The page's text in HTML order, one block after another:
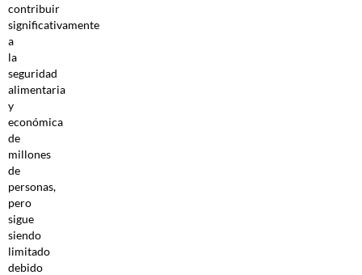
contribuir
significativamente
a
la
seguridad
alimentaria
y
económica
de
millones
de
personas,
pero
sigue
siendo
limitado
debido